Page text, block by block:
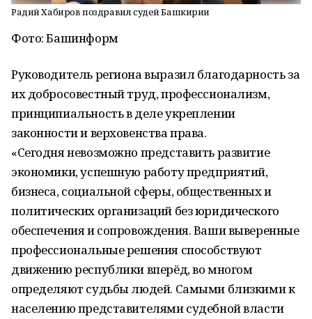
Радий Хабиров поздравил судей Башкирии
Фото: Башинформ
Руководитель региона выразил благодарность за
их добросовестный труд, профессионализм,
принципиальность в деле укреплении
законности и верховенства права.
«Сегодня невозможно представить развитие
экономики, успешную работу предприятий,
бизнеса, социальной сферы, общественных и
политических организаций без юридического
обеспечения и сопровождения. Ваши выверенные
профессиональные решения способствуют
движению республики вперёд, во многом
определяют судьбы людей. Самыми близкими к
населению представителями судебной власти